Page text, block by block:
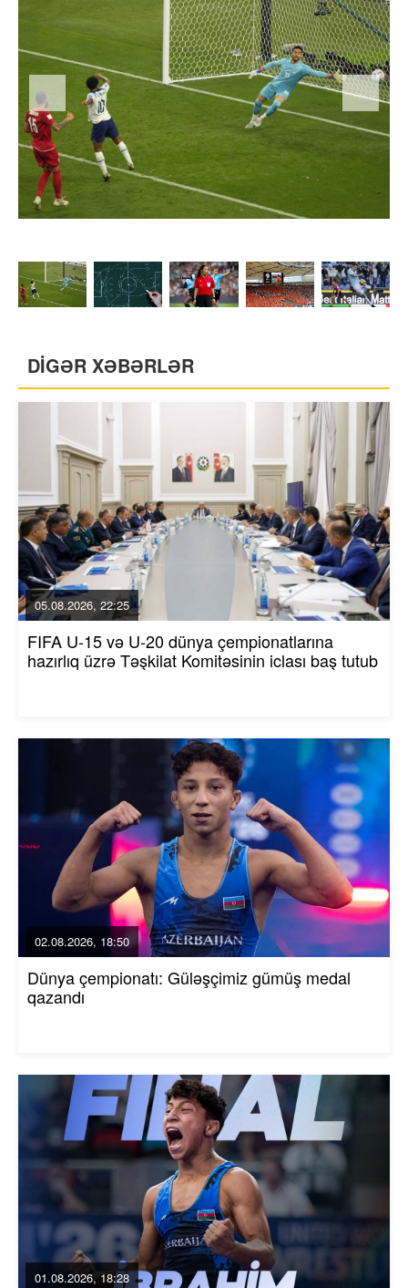
DİGƏR XƏBƏRLƏR
05.08.2026, 22:25
FIFA U-15 və U-20 dünya çempionatlarına
hazırlıq üzrə Təşkilat Komitəsinin iclası baş tutub
02.08.2026, 18:50
Dünya çempionatı: Güləşçimiz gümüş medal
qazandı
01.08.2026, 18:28